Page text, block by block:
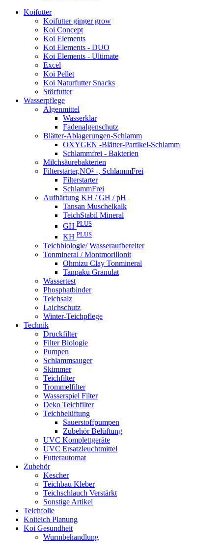
Koifutter
Koifutter ginger grow
Koi Concept
Koi Elements
Koi Elements - DUO
Koi Elements - Ultimate
Excel
Koi Pellet
Koi Naturfutter Snacks
Störfutter
Wasserpflege
Algenmittel
Wasserklar
Fadenalgenschutz
Blätter-Ablagerungen-Schlamm
OXYGEN -Blätter-Partikel-Schlamm
Schlammfrei - Bakterien
Milchsäurebakterien
Filterstarter,NO² -, SchlammFrei
Filterstarter
SchlammFrei
Aufhärtung KH / GH / pH
Tansan Muschelkalk
TeichStabil Mineral
GH PLUS
KH PLUS
Teichbiologie/ Wasseraufbereiter
Tonmineral / Montmorillonit
Ohmizu Clay Tonmineral
Tanpaku Granulat
Wassertest
Phosphatbinder
Teichsalz
Laichschutz
Winter-Teichpflege
Technik
Druckfilter
Filter Biologie
Pumpen
Schlammsauger
Skimmer
Teichfilter
Trommelfilter
Wasserspiel Filter
Deko Teichfilter
Teichbelüftung
Sauerstoffpumpen
Zubehör Belüftung
UVC Komplettgeräte
UVC Ersatzleuchtmittel
Futterautomat
Zubehör
Kescher
Teichbau Kleber
Teichschlauch Verstärkt
Sonstige Artikel
Teichfolie
Koiteich Planung
Koi Gesundheit
Wurmbehandlung